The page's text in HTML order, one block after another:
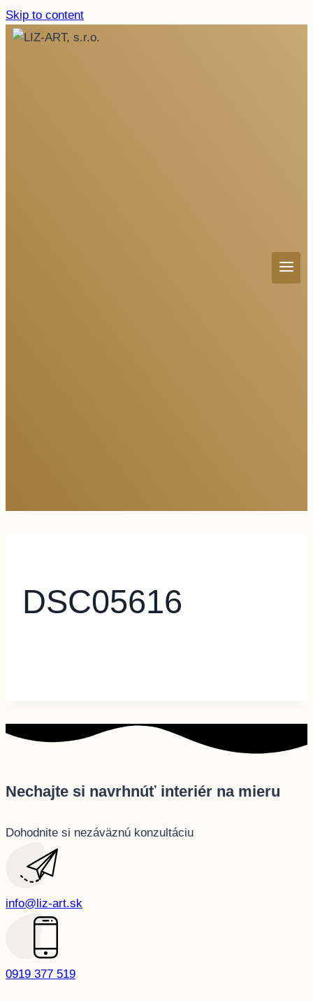
Skip to content
DSC05616
Nechajte si navrhnúť interiér na mieru
Dohodnite si nezáväznú konzultáciu
info@liz-art.sk
0919 377 519